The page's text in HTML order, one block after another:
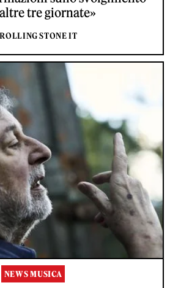
tre giornate»
STONE IT
NEWS MUSICA